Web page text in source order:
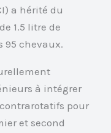
a hérité du
1.5 litre de
95 chevaux.
à intégrer
pour
et second